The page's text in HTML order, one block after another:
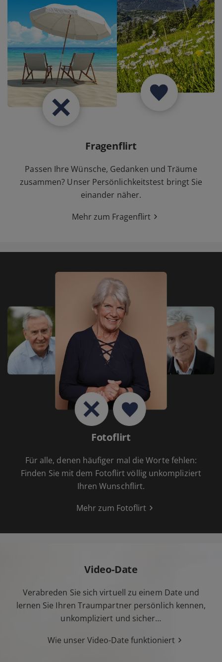
Fragenflirt
Passen Ihre Wünsche, Gedanken und Träume
zusammen? Unser Persönlichkeitstest bringt Sie
einander näher.
Mehr zum Fragenflirt
Fotoflirt
Für alle, denen häufiger mal die Worte fehlen:
Finden Sie mit dem Fotoflirt völlig unkompliziert
Ihren Wunschflirt.
Mehr zum Fotoflirt
Video-Date
Verabreden Sie sich virtuell zu einem Date und
lernen Sie Ihren Traumpartner persönlich kennen,
unkompliziert und sicher…
Wie unser Video-Date funktioniert